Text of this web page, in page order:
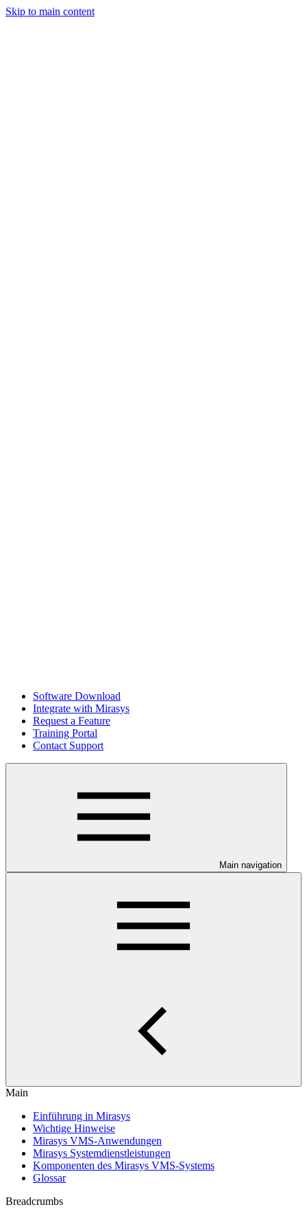
Skip to main content
Software Download
Integrate with Mirasys
Request a Feature
Training Portal
Contact Support
Main navigation
Main
Einführung in Mirasys
Wichtige Hinweise
Mirasys VMS-Anwendungen
Mirasys Systemdienstleistungen
Komponenten des Mirasys VMS-Systems
Glossar
Breadcrumbs